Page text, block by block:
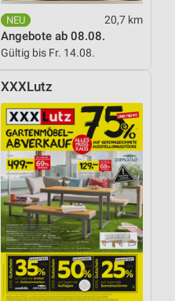
20,7 km
Angebote ab 08.08.
Gültig bis Fr. 14.08.
XXXLutz